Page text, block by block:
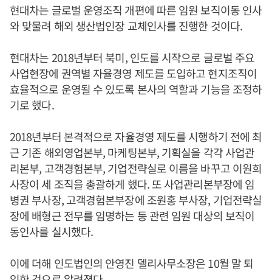
현대차는 글로벌 운영조직 개편에 따른 임원 보직이동 인사
와 맞물려 해외 생산법인장 교체인사를 진행한 것이다.
현대차는 2018년부터 북미, 인도를 시작으로 글로벌 주요
사업현장에 권역별 자율경영 제도를 도입하고 현지조직이
효율적으로 운영될 수 있도록 본사의 역할과 기능을 조정하
기로 했다.
2018년부터 본격적으로 자율경영 제도를 시행하기 전에 최
근 기존 해외영업본부, 마케팅본부, 기획실을 각각 사업관
리본부, 고객경험본부, 기업전략실로 이름을 바꾸고 이원희
사장이 세 조직을 총괄하게 했다. 또 사업관리본부장에 임
병권 부사장, 고객경험본부장에 조원홍 부사장, 기업전략실
장에 배형근 전무를 임명하는 등 관련 임원 대상의 보직이
동인사를 실시했다.
이에 더해 인도법인의 안영진 델리사무소장은 10월 말 퇴